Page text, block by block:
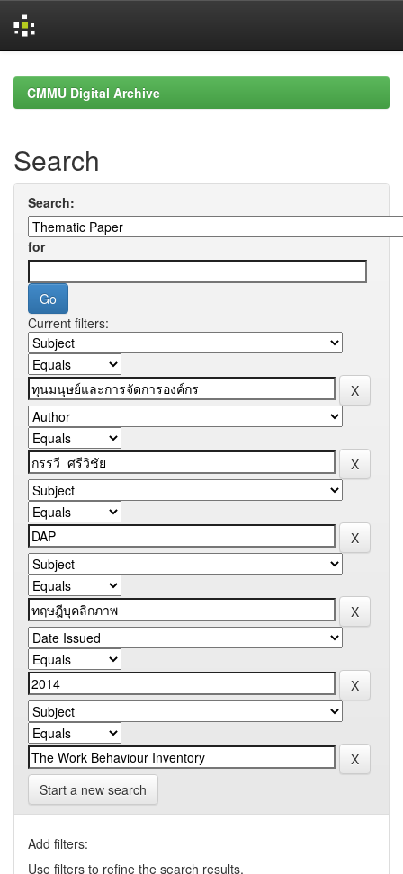
navigationCMMU Digital Archive
Search
Search:
for
Current filters:
Start a new search
Add filters:
Use filters to refine the search results.